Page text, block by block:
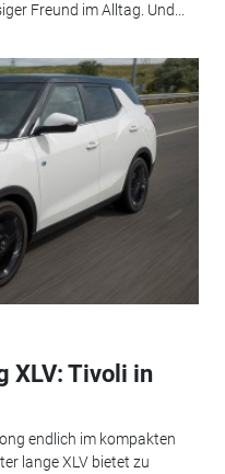
Freund im Alltag. Und...
XLV: Tivoli in
endlich im kompakten
lange XLV bietet zu